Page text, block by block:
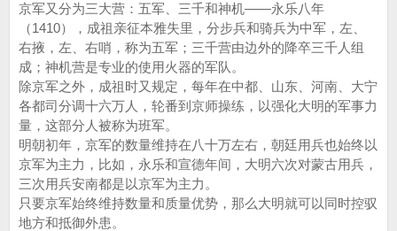
京军又分为三大营：五军、三千和神机——永乐八年
（1410），成祖亲征本雅失里，分步兵和骑兵为中军，左、
右掖，左、右哨，称为五军；三千营由边外的降卒三千人组
成；神机营是专业的使用火器的军队。
除京军之外，成祖时又规定，每年在中都、山东、河南、大宁
各都司分调十六万人，轮番到京师操练，以强化大明的军事力
量，这部分人被称为班军。
明朝初年，京军的数量维持在八十万左右，朝廷用兵也始终以
京军为主力，比如，永乐和宣德年间，大明六次对蒙古用兵，
三次用兵安南都是以京军为主力。
只要京军始终维持数量和质量优势，那么大明就可以同时控驭
地方和抵御外患。